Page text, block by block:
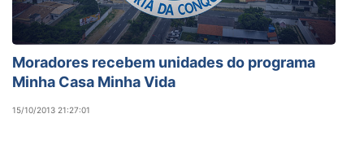
Moradores recebem unidades do programa
Minha Casa Minha Vida
15/10/2013 21:27:01